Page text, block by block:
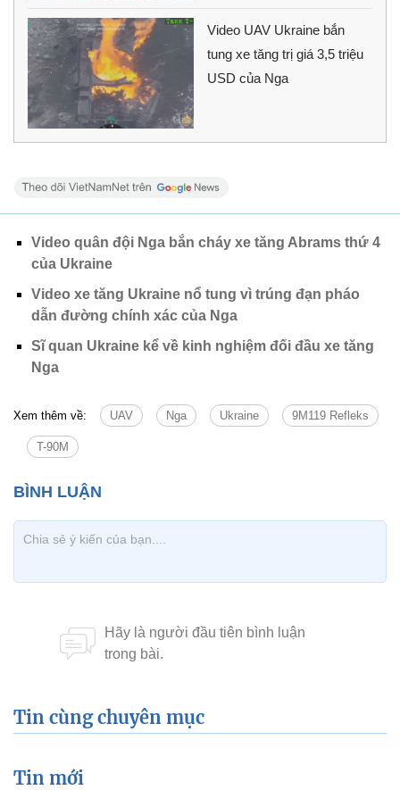
Video UAV Ukraine bắn
tung xe tăng trị giá 3,5 triệu
USD của Nga
Video quân đội Nga bắn cháy xe tăng Abrams thứ 4
của Ukraine
Video xe tăng Ukraine nổ tung vì trúng đạn pháo
dẫn đường chính xác của Nga
Sĩ quan Ukraine kể về kinh nghiệm đối đầu xe tăng
Nga
Xem thêm về: UAV Nga Ukraine 9M119 Refleks
T-90M
Tin cùng chuyên mục
Tin mới